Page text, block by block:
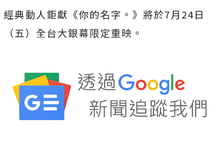
經典動人鉅獻《你的名字。》 將於7月 24日
（五）全台大銀幕限定重映。